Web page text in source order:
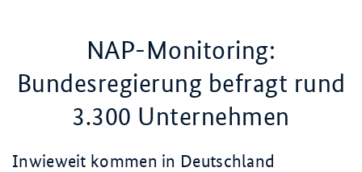
NAP-Monitoring:
Bundesregierung befragt rund
3.300 Unternehmen
Inwieweit kommen in Deutschland